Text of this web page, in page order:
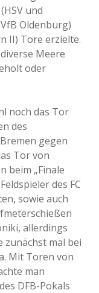
und
Oldenburg)
II) Tore erzielte.
Meere
oder
noch das Tor
des
gegen
Tor von
beim „Finale
des FC
sowie auch
allerdings
zunächst mal bei
Mit Toren von
man
DFB-Pokals